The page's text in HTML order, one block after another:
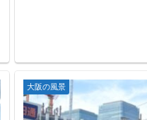
大阪の風景